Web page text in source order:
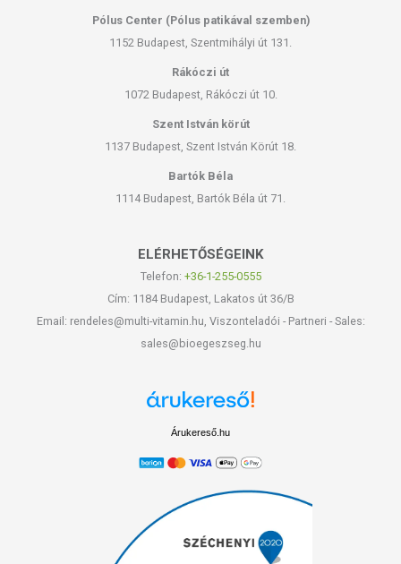
Pólus Center (Pólus patikával szemben)
1152 Budapest, Szentmihályi út 131.
Rákóczi út
1072 Budapest, Rákóczi út 10.
Szent István körút
1137 Budapest, Szent István Körút 18.
Bartók Béla
1114 Budapest, Bartók Béla út 71.
ELÉRHETŐSÉGEINK
Telefon: +36-1-255-0555
Cím: 1184 Budapest, Lakatos út 36/B
Email: rendeles@multi-vitamin.hu, Viszonteladói - Partneri - Sales:
sales@bioegeszseg.hu
Árukereső.hu